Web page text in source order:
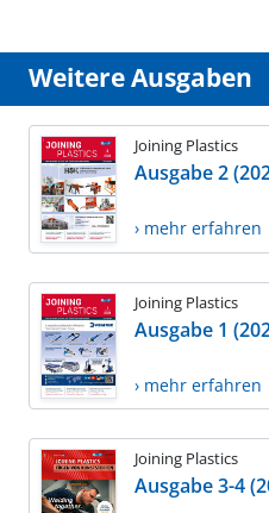
Weitere Ausgaben
Joining Plastics
Ausgabe 2
› mehr erfahren
Joining Plastics
Ausgabe 1
› mehr erfahren
Joining Plastics
Ausgabe 3-4